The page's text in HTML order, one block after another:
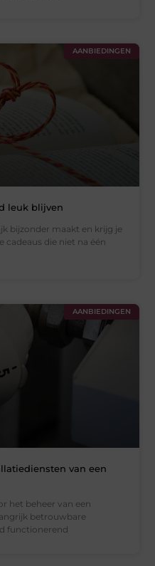
AANBIEDINGEN
leuk blijven
bijzonder maakt en krijg je
cadeaus die niet na één
AANBIEDINGEN
van een
het beheer van een
betrouwbare
functionerend